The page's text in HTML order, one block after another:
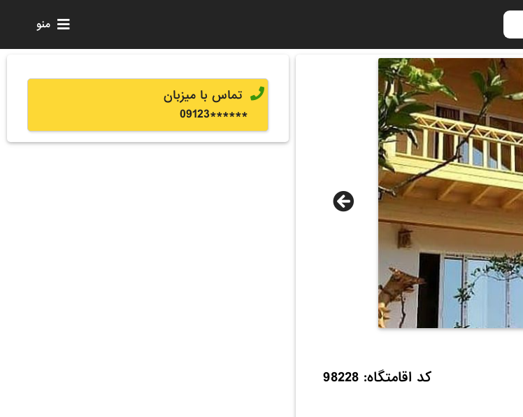
منو
کد اقامتگاه: 98228
تماس با میزبان
******
09123